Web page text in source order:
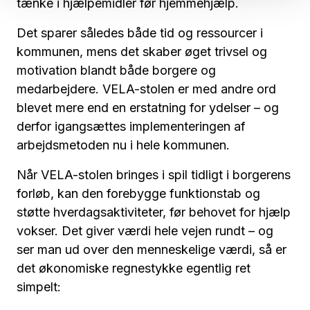
tænke i hjælpemidler før hjemmehjælp.
Det sparer således både tid og ressourcer i
kommunen, mens det skaber øget trivsel og
motivation blandt både borgere og
medarbejdere. VELA-stolen er med andre ord
blevet mere end en erstatning for ydelser – og
derfor igangsættes implementeringen af
arbejdsmetoden nu i hele kommunen.
Når VELA-stolen bringes i spil tidligt i borgerens
forløb, kan den forebygge funktionstab og
støtte hverdagsaktiviteter, før behovet for hjælp
vokser. Det giver værdi hele vejen rundt – og
ser man ud over den menneskelige værdi, så er
det økonomiske regnestykke egentlig ret
simpelt: